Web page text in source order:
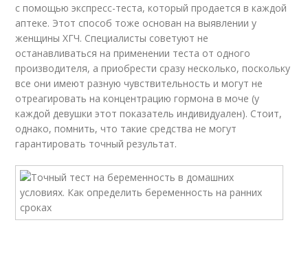
с помощью экспресс-теста, который продается в каждой
аптеке. Этот способ тоже основан на выявлении у
женщины ХГЧ. Специалисты советуют не
останавливаться на применении теста от одного
производителя, а приобрести сразу несколько, поскольку
все они имеют разную чувствительность и могут не
отреагировать на концентрацию гормона в моче (у
каждой девушки этот показатель индивидуален). Стоит,
однако, помнить, что такие средства не могут
гарантировать точный результат.